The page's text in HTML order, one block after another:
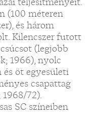
(100 méteren
és három
Kilencszer futott
(legjobb
1966), nyolc
öt egyesületi
csapattag
72).
SC színeiben